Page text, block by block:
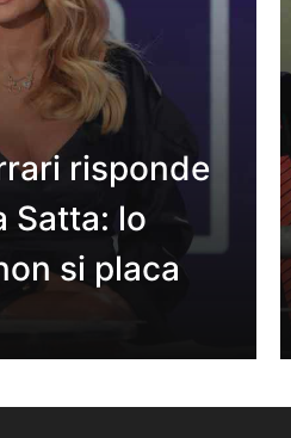
risponde
Satta: lo
si placa